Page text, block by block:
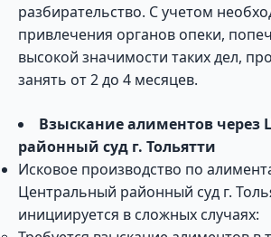
разбирательство. С учетом
привлечения органов опеки,
высокой значимости таких дел,
занять от 2 до 4 месяцев.
Взыскание алиментов через
районный суд г. Тольятти
Исковое производство по
Центральный районный суд г.
инициируется в сложных случаях: